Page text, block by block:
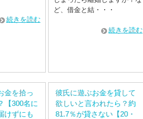
続きを読む
ど、借金と結・・・
続きを読む
金を拾っ
【300名に
けずにも
彼氏に遊ぶお金を貸して
欲しいと言われたら？約
81.7％が貸さない【20・